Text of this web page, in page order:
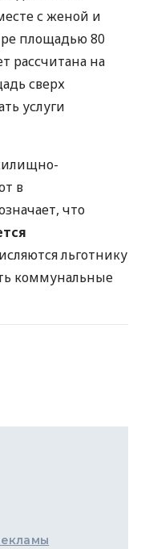
с женой и
площадью 80
рассчитана на
сверх
услуги
в
что
льготнику
коммунальные